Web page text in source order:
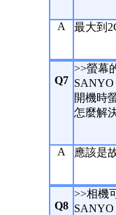
A 最大到
Q7
>>螢幕
SANYO
開機時
怎麼解
A 應該是
Q8
>>相機
SANYO